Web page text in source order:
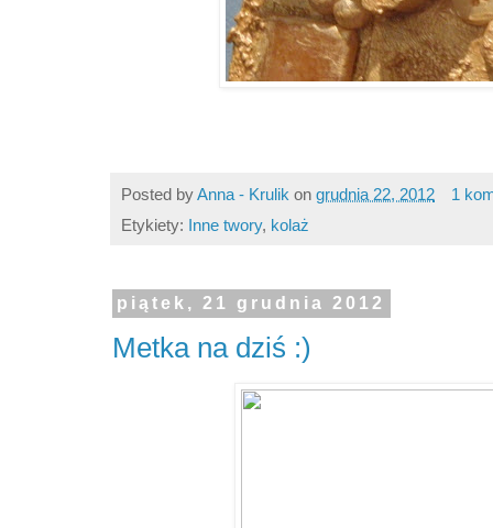
Posted byAnna - Krulik on grudnia 22, 2012
1
Etykiety: Inne twory, kolaż
piątek, 21 grudnia 2012
Metka na dziś :)